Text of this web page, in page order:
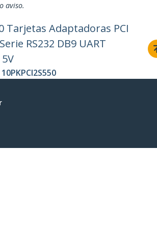
aviso.
Tarjetas Adaptadoras PCI
RS232 DB9 UART
10PKPCI2S550